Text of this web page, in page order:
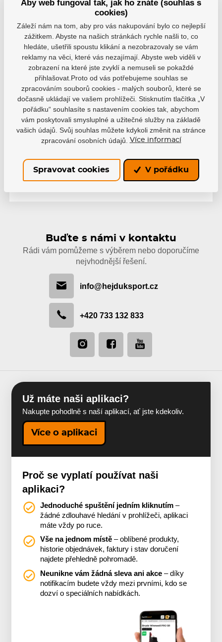
Velikost 25mx24mm
Varianty
oranžová, 25mx24mm, HS26
EAN: 1700000124377
Není skladem 150 Kč
Buďte s námi v kontaktu
Rádi vám pomůžeme s výběrem nebo doporučíme
nejvhodnější řešení.
info@hejduksport.cz
+420 733 132 833
Už máte naši aplikaci?
Nakupte pohodlně s naší aplikací, ať jste kdekoliv.
Více o aplikaci
Proč se vyplatí používat naši
aplikaci?
Jednoduché spuštění jedním kliknutím –
žádné zdlouhavé hledání v prohlížeči, aplikaci
máte vždy po ruce.
Vše na jednom místě – oblíbené produkty,
historie objednávek, faktury i stav doručení
najdete přehledně pohromadě.
Neunikne vám žádná sleva ani akce – díky
notifikacím budete vždy mezi prvními, kdo se
dozví o speciálních nabídkách.
Aby web fungoval tak, jak ho znáte (souhlas s
cookies)
Záleží nám na tom, aby pro vás nakupování bylo co nejlepší
zážitkem. Abyste na našich stránkách rychle našli to, co
hledáte, ušetřili spoustu klikání a nezobrazovaly se vám
reklamy na věci, které vás nezajímají. Abyste web viděli v
zobrazení na které jste zvyklí a nemuseli se pokaždé
přihlašovat.Proto od vás potřebujeme souhlas se
zpracováním souborů cookies - malých souborů, které se
dočasně ukládají ve vašem prohlížeči. Stisknutím tlačítka „V
pořádku“ souhlasíte s nastavením cookies tak, abychom
vám poskytovali smysluplné a užitečné služby na základě
vašich údajů. Svůj souhlas můžete kdykoli změnit na stránce
zpracování osobních údajů.
Více informací
Spravovat cookies V pořádku